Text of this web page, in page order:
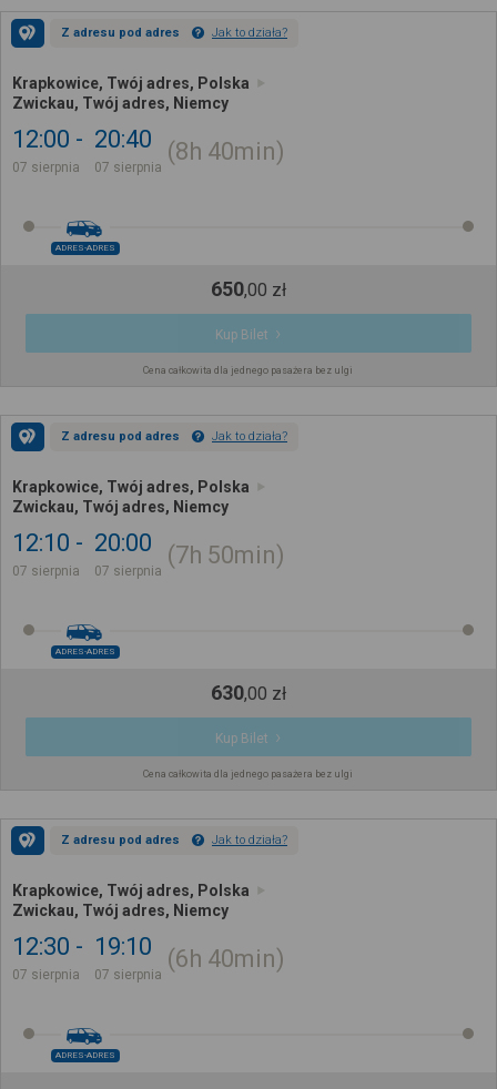
Z adresu pod adres Jak to działa?
Krapkowice, Twój adres, Polska
Zwickau, Twój adres, Niemcy
12:00
07 sierpnia
20:40
07 sierpnia
8h 40min
ADRES-ADRES
650,00 zł
Kup Bilet
Cena całkowita dla jednego pasażera bez ulgi
Z adresu pod adres Jak to działa?
Krapkowice, Twój adres, Polska
Zwickau, Twój adres, Niemcy
12:10
07 sierpnia
20:00
07 sierpnia
7h 50min
ADRES-ADRES
630,00 zł
Kup Bilet
Cena całkowita dla jednego pasażera bez ulgi
Z adresu pod adres Jak to działa?
Krapkowice, Twój adres, Polska
Zwickau, Twój adres, Niemcy
12:30
07 sierpnia
19:10
07 sierpnia
6h 40min
ADRES-ADRES